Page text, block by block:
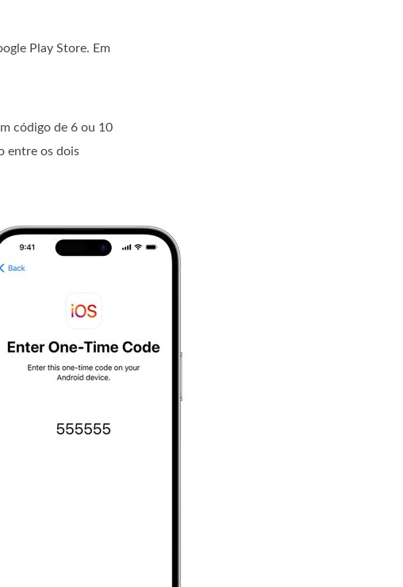
Play Store. Em
código de 6 ou 10
entre os dois